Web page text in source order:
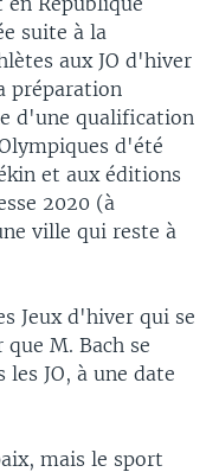
suite à la
aux JO d'hiver
préparation
d'une qualification
d'été
et aux éditions
2020 (à
ville qui reste à
Jeux d'hiver qui se
M. Bach se
JO, à une date
mais le sport